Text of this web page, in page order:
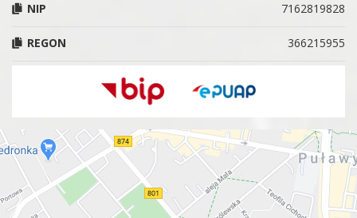
NIP
7162819828
REGON 366215955